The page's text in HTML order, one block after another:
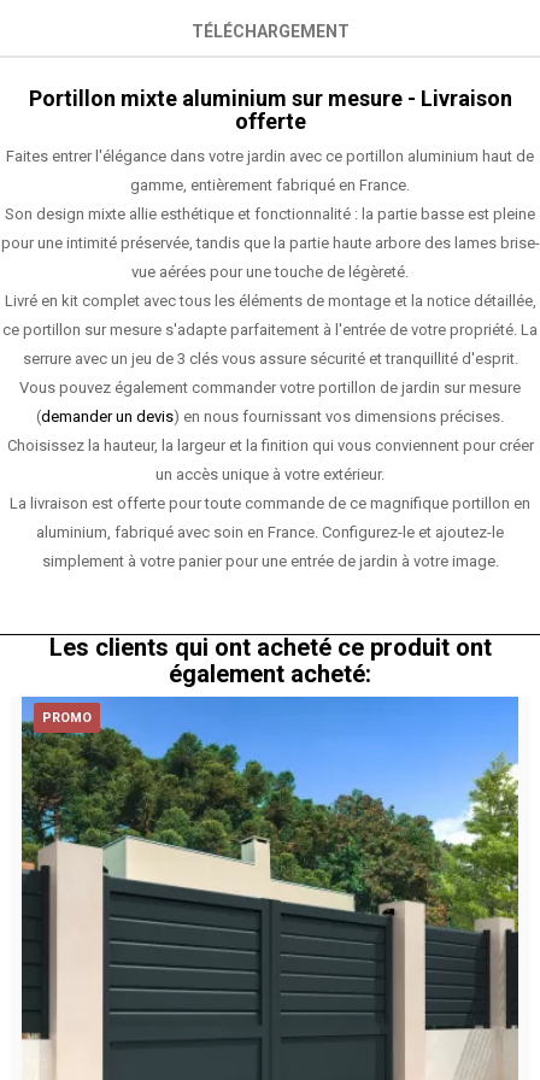
TÉLÉCHARGEMENT
Portillon mixte aluminium sur mesure - Livraison
offerte
Faites entrer l'élégance dans votre jardin avec ce portillon aluminium haut de
gamme, entièrement fabriqué en France.
Son design mixte allie esthétique et fonctionnalité : la partie basse est pleine
pour une intimité préservée, tandis que la partie haute arbore des lames brise-
vue aérées pour une touche de légèreté.
Livré en kit complet avec tous les éléments de montage et la notice détaillée,
ce portillon sur mesure s'adapte parfaitement à l'entrée de votre propriété. La
serrure avec un jeu de 3 clés vous assure sécurité et tranquillité d'esprit.
Vous pouvez également commander votre portillon de jardin sur mesure
(demander un devis) en nous fournissant vos dimensions précises.
Choisissez la hauteur, la largeur et la finition qui vous conviennent pour créer
un accès unique à votre extérieur.
La livraison est offerte pour toute commande de ce magnifique portillon en
aluminium, fabriqué avec soin en France. Configurez-le et ajoutez-le
simplement à votre panier pour une entrée de jardin à votre image.
Les clients qui ont acheté ce produit ont
également acheté:
PROMO